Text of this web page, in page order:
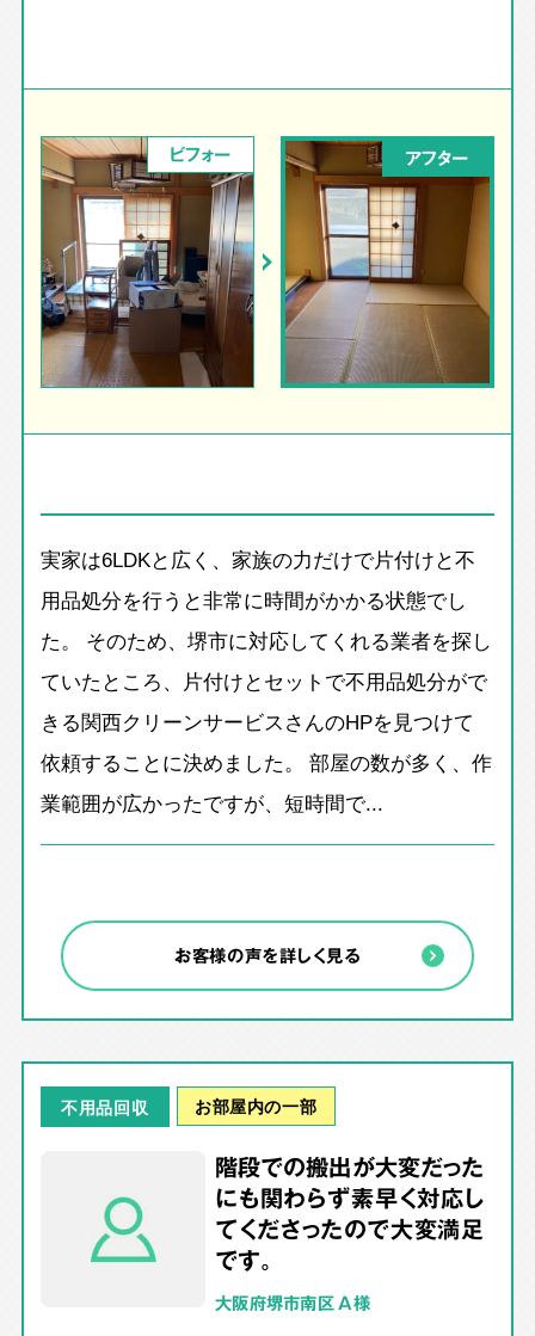
ビフォー アフター
実家は6LDKと広く、家族の力だけで片付けと不
用品処分を行うと非常に時間がかかる状態でし
た。 そのため、堺市に対応してくれる業者を探し
ていたところ、片付けとセットで不用品処分がで
きる関西クリーンサービスさんのHPを見つけて
依頼することに決めました。 部屋の数が多く、作
業範囲が広かったですが、短時間で...
お客様の声を詳しく見る
不用品回収 お部屋内の一部
階段での搬出が大変だった
にも関わらず素早く対応し
てくださったので大変満足
です。
大阪府堺市南区 A様